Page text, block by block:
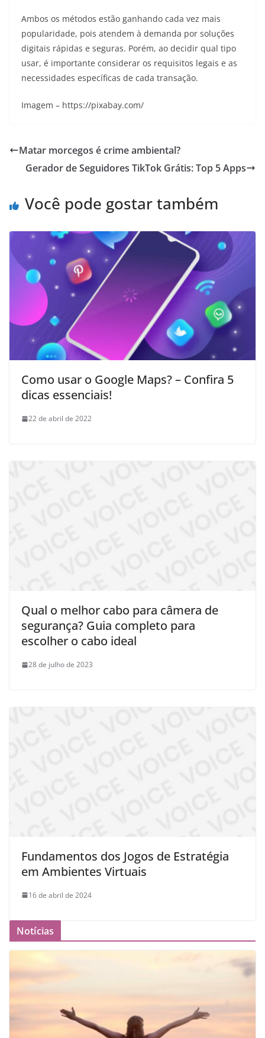
Ambos os métodos estão ganhando cada vez mais
popularidade, pois atendem à demanda por soluções
digitais rápidas e seguras. Porém, ao decidir qual tipo
usar, é importante considerar os requisitos legais e as
necessidades específicas de cada transação.
Imagem – https://pixabay.com/
Matar morcegos é crime ambiental?
Gerador de Seguidores TikTok Grátis: Top 5 Apps
Você pode gostar também
Como usar o Google Maps? – Confira 5
dicas essenciais!
22 de abril de 2022
Qual o melhor cabo para câmera de
segurança? Guia completo para
escolher o cabo ideal
28 de julho de 2023
Fundamentos dos Jogos de Estratégia
em Ambientes Virtuais
16 de abril de 2024
Notícias